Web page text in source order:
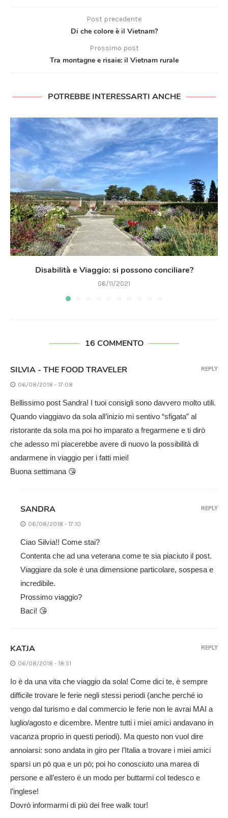
Post precedente
Di che colore è il Vietnam?
Prossimo post
Tra montagne e risaie: il Vietnam rurale
POTREBBE INTERESSARTI ANCHE
Disabilità e Viaggio: si possono conciliare?
06/11/2021
16 COMMENTO
SILVIA - THE FOOD TRAVELER
06/08/2018 - 17:08
Bellissimo post Sandra! I tuoi consigli sono davvero molto utili.
Quando viaggiavo da sola all’inizio mi sentivo “sfigata” al
ristorante da sola ma poi ho imparato a fregarmene e ti dirò
che adesso mi piacerebbe avere di nuovo la possibilità di
andarmene in viaggio per i fatti miei!
Buona settimana 😘
REPLY
SANDRA
06/08/2018 - 17:10
Ciao Silvia!! Come stai?
Contenta che ad una veterana come te sia piaciuto il post.
Viaggiare da sole è una dimensione particolare, sospesa e
incredibile.
Prossimo viaggio?
Baci! 😘
REPLY
KATJA
06/08/2018 - 18:51
Io è da una vita che viaggio da sola! Come dici te, è sempre
difficile trovare le ferie negli stessi periodi (anche perché io
vengo dal turismo e dal commercio le ferie non le avrai MAI a
luglio/agosto e dicembre. Mentre tutti i miei amici andavano in
vacanza proprio in questi periodi). Ma questo non vuol dire
annoiarsi: sono andata in giro per l’Italia a trovare i miei amici
sparsi un pò qua e un pò; poi ho conosciuto una marea di
persone e all’estero è un modo per buttarmi col tedesco e
l’inglese!
Dovrò informarmi di più dei free walk tour!
REPLY